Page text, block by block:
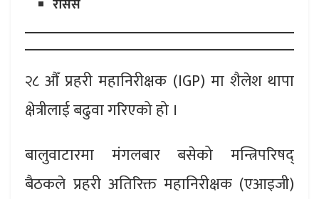
रासस
२८ औँ प्रहरी महानिरीक्षक (IGP) मा शैलेश थापा
क्षेत्रीलाई बढुवा गरिएको हो ।
बालुवाटारमा मंगलबार बसेको मन्त्रिपरिषद्
बैठकले प्रहरी अतिरिक्त महानिरीक्षक (एआइजी)